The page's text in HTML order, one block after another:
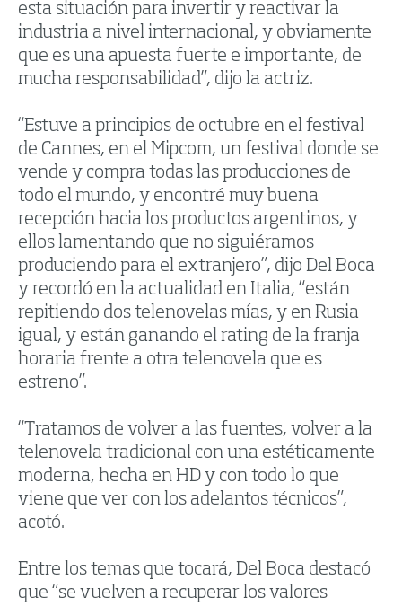
esta situación para invertir y reactivar la
industria a nivel internacional, y obviamente
que es una apuesta fuerte e importante, de
mucha responsabilidad”, dijo la actriz.
“Estuve a principios de octubre en el festival
de Cannes, en el Mipcom, un festival donde se
vende y compra todas las producciones de
todo el mundo, y encontré muy buena
recepción hacia los productos argentinos, y
ellos lamentando que no siguiéramos
produciendo para el extranjero”, dijo Del Boca
y recordó en la actualidad en Italia, “están
repitiendo dos telenovelas mías, y en Rusia
igual, y están ganando el rating de la franja
horaria frente a otra telenovela que es
estreno”.
“Tratamos de volver a las fuentes, volver a la
telenovela tradicional con una estéticamente
moderna, hecha en HD y con todo lo que
viene que ver con los adelantos técnicos”,
acotó.
Entre los temas que tocará, Del Boca destacó
que “se vuelven a recuperar los valores